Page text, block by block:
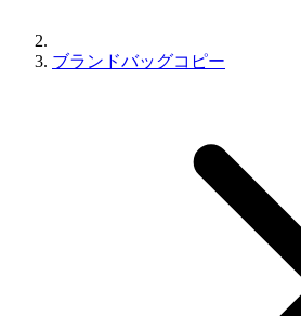
ブランドバッグコピー